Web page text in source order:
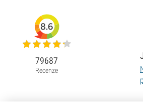
8.6
79687
Recenze